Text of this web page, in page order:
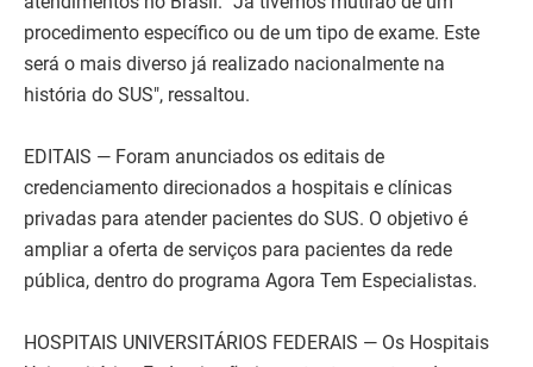
procedimento específico ou de um tipo de exame. Este
será o mais diverso já realizado nacionalmente na
história do SUS", ressaltou.
EDITAIS — Foram anunciados os editais de
credenciamento direcionados a hospitais e clínicas
privadas para atender pacientes do SUS. O objetivo é
ampliar a oferta de serviços para pacientes da rede
pública, dentro do programa Agora Tem Especialistas.
HOSPITAIS UNIVERSITÁRIOS FEDERAIS — Os Hospitais